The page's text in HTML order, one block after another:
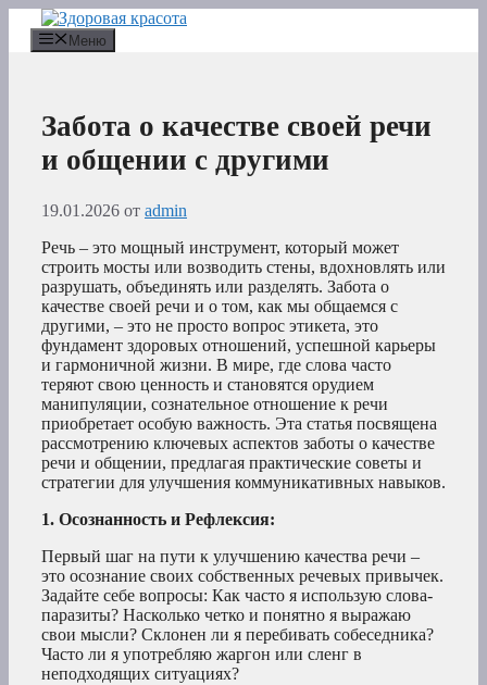
Перейти
содержимому
Меню
Забота о качестве своей речи
и общении с другими
19.01.2026 от admin
Речь – это мощный инструмент, который может
строить мосты или возводить стены, вдохновлять или
разрушать, объединять или разделять. Забота о
качестве своей речи и о том, как мы общаемся с
другими, – это не просто вопрос этикета, это
фундамент здоровых отношений, успешной карьеры
и гармоничной жизни. В мире, где слова часто
теряют свою ценность и становятся орудием
манипуляции, сознательное отношение к речи
приобретает особую важность. Эта статья посвящена
рассмотрению ключевых аспектов заботы о качестве
речи и общении, предлагая практические советы и
стратегии для улучшения коммуникативных навыков.
1. Осознанность и Рефлексия:
Первый шаг на пути к улучшению качества речи –
это осознание своих собственных речевых привычек.
Задайте себе вопросы: Как часто я использую слова-
паразиты? Насколько четко и понятно я выражаю
свои мысли? Склонен ли я перебивать собеседника?
Часто ли я употребляю жаргон или сленг в
неподходящих ситуациях?